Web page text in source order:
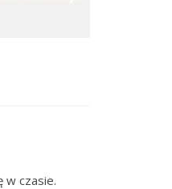
w czasie.